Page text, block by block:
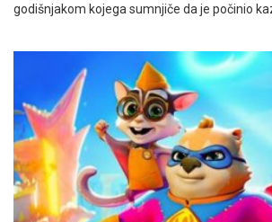
godišnjakom kojega sumnjiče da je počinio